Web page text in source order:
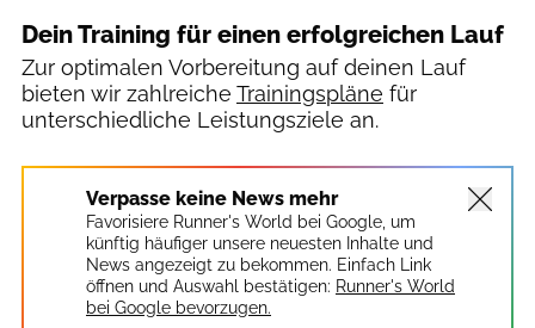
Dein Training für einen erfolgreichen Lauf
Zur optimalen Vorbereitung auf deinen Lauf
bieten wir zahlreiche Trainingspläne für
unterschiedliche Leistungsziele an.
Verpasse keine News mehr
Favorisiere Runner's World bei Google, um
künftig häufiger unsere neuesten Inhalte und
News angezeigt zu bekommen. Einfach Link
öffnen und Auswahl bestätigen: Runner's World
bei Google bevorzugen.